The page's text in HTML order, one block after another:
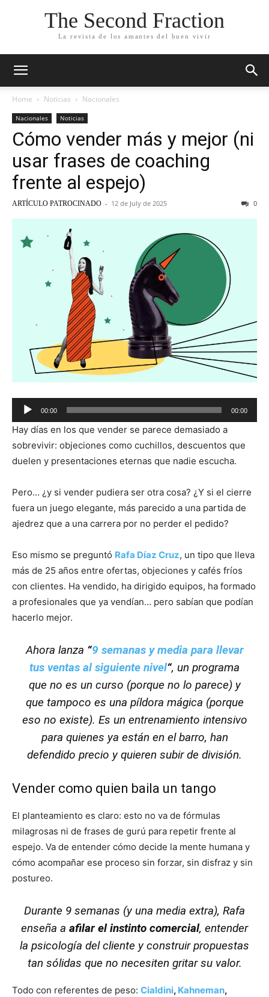
The Second Fraction
La revista de los amantes del buen vivir
Home Noticias Nacionales
Nacionales Noticias
Cómo vender más y mejor (ni
usar frases de coaching
frente al espejo)
ARTÍCULO PATROCINADO - 12 de July de 2025 0
Audio
Player
00:00 00:00
Hay días en los que vender se parece demasiado a
sobrevivir: objeciones como cuchillos, descuentos que
duelen y presentaciones eternas que nadie escucha.
Pero… ¿y si vender pudiera ser otra cosa? ¿Y si el cierre
fuera un juego elegante, más parecido a una partida de
ajedrez que a una carrera por no perder el pedido?
Eso mismo se preguntó Rafa Díaz Cruz, un tipo que lleva
más de 25 años entre ofertas, objeciones y cafés fríos
con clientes. Ha vendido, ha dirigido equipos, ha formado
a profesionales que ya vendían… pero sabían que podían
hacerlo mejor.
Ahora lanza “9 semanas y media para llevar
tus ventas al siguiente nivel“, un programa
que no es un curso (porque no lo parece) y
que tampoco es una píldora mágica (porque
eso no existe). Es un entrenamiento intensivo
para quienes ya están en el barro, han
defendido precio y quieren subir de división.
Vender como quien baila un tango
El planteamiento es claro: esto no va de fórmulas
milagrosas ni de frases de gurú para repetir frente al
espejo. Va de entender cómo decide la mente humana y
cómo acompañar ese proceso sin forzar, sin disfraz y sin
postureo.
Durante 9 semanas (y una media extra), Rafa
enseña a afilar el instinto comercial, entender
la psicología del cliente y construir propuestas
tan sólidas que no necesiten gritar su valor.
Todo con referentes de peso: Cialdini, Kahneman,